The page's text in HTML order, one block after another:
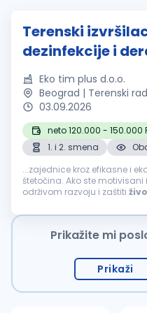
Terenski
dezinfekcije i
Eko tim plus d.o.o.
Beograd | Terenski rad
03.09.2026
neto 120.000 - 150.000
1. i 2. smena
...zajednice kroz efikasne i
štetočina. Ako ste
održivom razvoju i zaštiti
dezinsekcije...
Prikažite mi
Prikaži